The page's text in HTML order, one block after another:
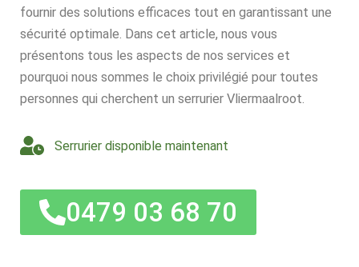
fournir des solutions efficaces tout en garantissant une
sécurité optimale. Dans cet article, nous vous
présentons tous les aspects de nos services et
pourquoi nous sommes le choix privilégié pour toutes
personnes qui cherchent un serrurier Vliermaalroot.
Serrurier disponible maintenant
0479 03 68 70